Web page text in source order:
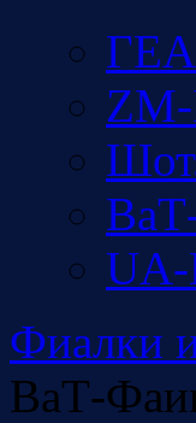
UA-
Фиалки
ВаТ-